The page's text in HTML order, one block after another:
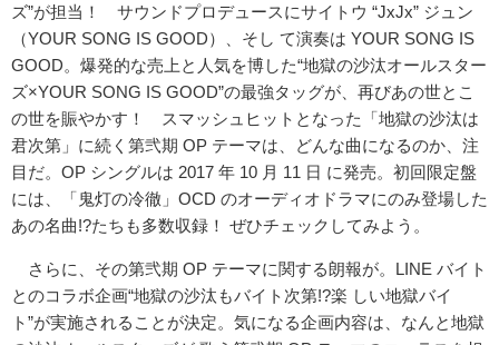
ズ”が担当！ サウンドプロデュースにサイトウ “JxJx” ジュン
（YOUR SONG IS GOOD）、そし て演奏は YOUR SONG IS
GOOD。爆発的な売上と人気を博した“地獄の沙汰オールスター
ズ×YOUR SONG IS GOOD”の最強タッグが、再びあの世とこ
の世を賑やかす！ スマッシュヒットとなった「地獄の沙汰は
君次第」に続く第弐期 OP テーマは、どんな曲になるのか、注
目だ。OP シングルは 2017 年 10 月 11 日 に発売。初回限定盤
には、「鬼灯の冷徹」OCD のオーディオドラマにのみ登場した
あの名曲!?たちも多数収録！ ぜひチェックしてみよう。
さらに、その第弐期 OP テーマに関する朗報が。LINE バイト
とのコラボ企画“地獄の沙汰もバイト次第!?楽 しい地獄バイ
ト”が実施されることが決定。気になる企画内容は、なんと地獄